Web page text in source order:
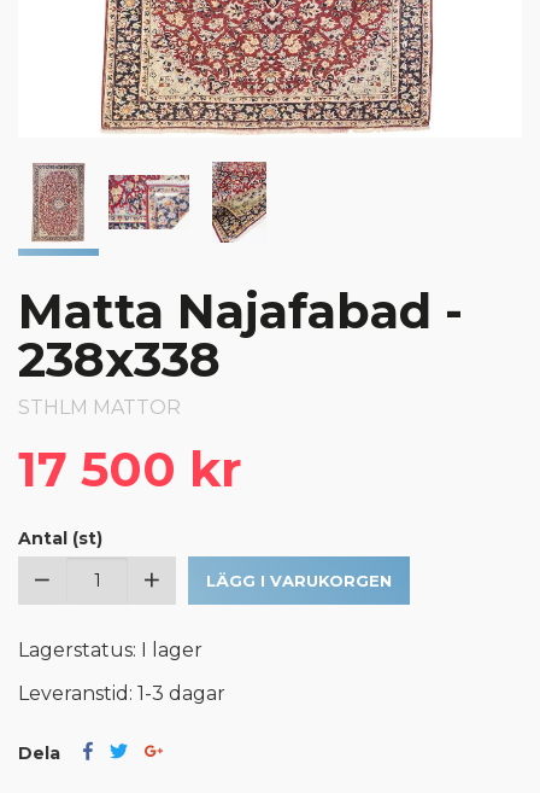
Matta Najafabad -
238x338
STHLM MATTOR
17 500 kr
Antal (st)
LÄGG I VARUKORGEN
Lagerstatus: I lager
Leveranstid: 1-3 dagar
Dela